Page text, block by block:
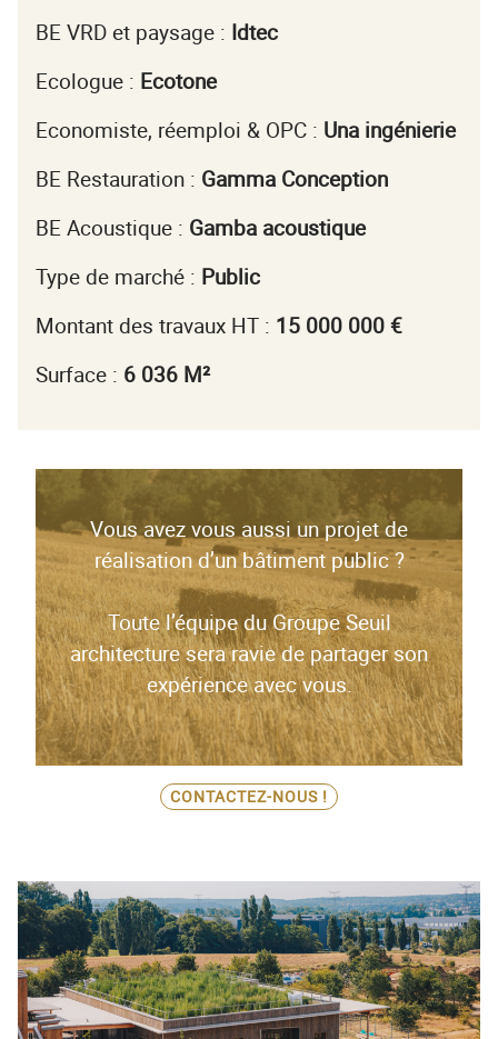
BE VRD et paysage : Idtec
Ecologue : Ecotone
Economiste, réemploi & OPC : Una ingénierie
BE Restauration : Gamma Conception
BE Acoustique : Gamba acoustique
Type de marché : Public
Montant des travaux HT : 15 000 000 €
Surface : 6 036 M²
Vous avez vous aussi un projet de
réalisation d’un bâtiment public ?
Toute l’équipe du Groupe Seuil
architecture sera ravie de partager son
expérience avec vous.
CONTACTEZ-NOUS !